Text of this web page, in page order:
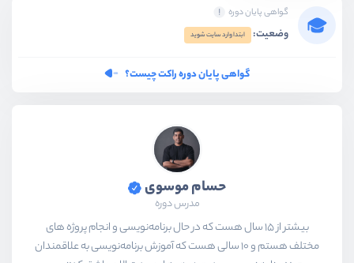
گواهی پایان دوره
وضعیت: ابتدا وارد سایت شوید
گواهی پایان دوره راکت چیست؟
حسام موسوی
مدرس دوره
بیشتر از ۱۵ سال هست که در حال برنامه‌نویسی و انجام پروژه های
مختلف هستم و ۱۰ سالی هست که آموزش برنامه‌نویسی به علاقمندان